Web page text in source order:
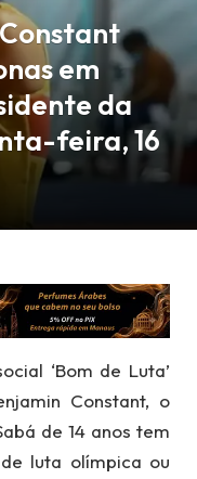
em
da
feira, 16
‘Bom de Luta’
Constant, o
de 14 anos tem
luta olímpica ou